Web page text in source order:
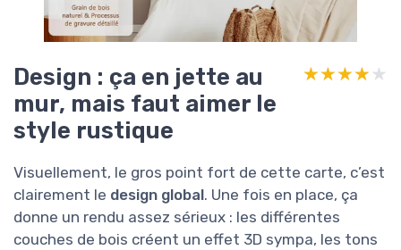
Design : ça en jette au
mur, mais faut aimer le
style rustique
★★★★★
★★★★★
Visuellement, le gros point fort de cette carte, c’est
clairement le design global. Une fois en place, ça
donne un rendu assez sérieux : les différentes
couches de bois créent un effet 3D sympa, les tons